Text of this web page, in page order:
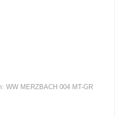
WW MERZBACH 004 MT-GR